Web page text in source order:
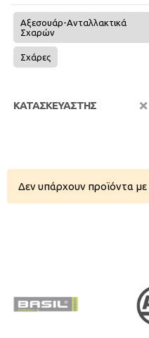
Αξεσουάρ-Ανταλλακτικά
Σχαρών
Σχάρες
ΚΑΤΑΣΚΕΥΑΣΤΗΣ
Δεν υπάρχουν προϊόντα με